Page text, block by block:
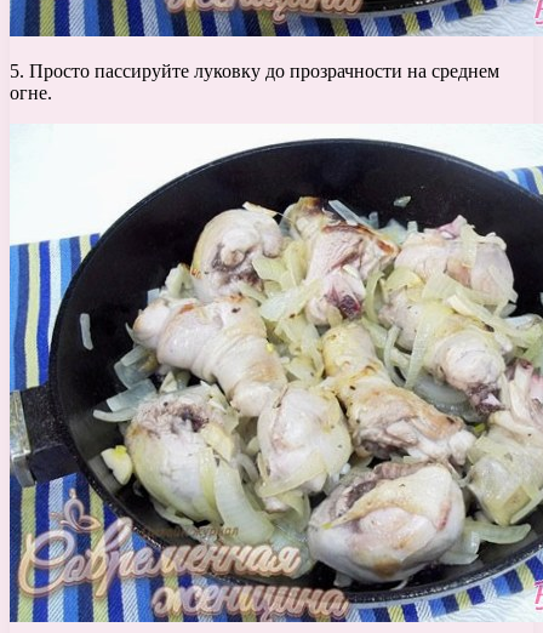
5. Просто пассируйте луковку до прозрачности на среднем
огне.